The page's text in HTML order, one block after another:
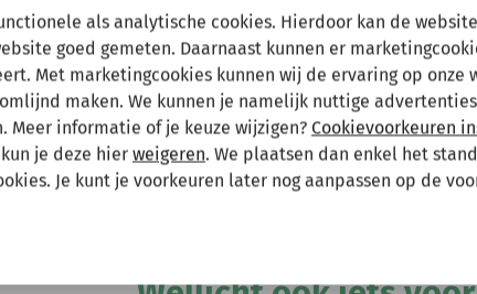
Deze regular-fit hoodie is gemaakt van 95% polyester
reflecterende details en een volledige ritssluiting -
er even tussenuit!
je wel gewoon een bestelling plaatsen maar deze wordt
rekening mee te houden bij het plaatsen van je
als analytische cookies. Hierdoor kan de
goed gemeten. Daarnaast kunnen er
Met marketingcookies kunnen wij de ervaring op onze
maken. We kunnen je namelijk nuttige
Meer informatie of je keuze wijzigen? Cookievoorkeuren
je deze hier weigeren. We plaatsen dan enkel het
Je kunt je voorkeuren later nog aanpassen op de